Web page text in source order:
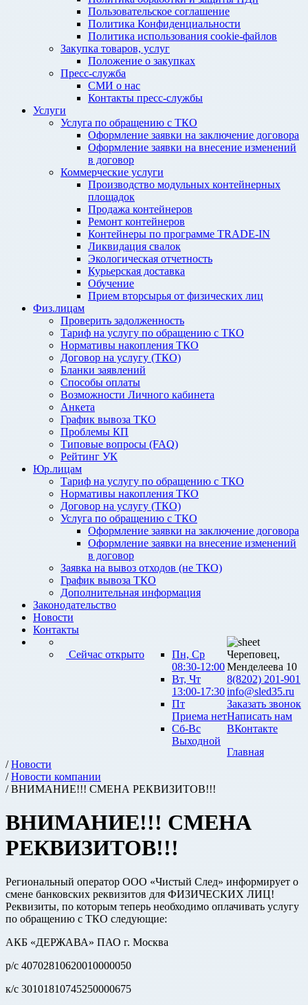
Пользовательское соглашение
Политика Конфиденциальности
Политика использования cookie-файлов
Закупка товаров, услуг
Положение о закупках
Пресс-служба
СМИ о нас
Контакты пресс-службы
Услуги
Услуга по обращению с ТКО
Оформление заявки на заключение договора
Оформление заявки на внесение изменений
в договор
Коммерческие услуги
Производство модульных контейнерных
площадок
Продажа контейнеров
Ремонт контейнеров
Контейнеры по программе TRADE-IN
Ликвидация свалок
Экологическая отчетность
Курьерская доставка
Обучение
Прием вторсырья от физических лиц
Физ.лицам
Проверить задолженность
Тариф на услугу по обращению с ТКО
Нормативы накопления ТКО
Договор на услугу (ТКО)
Бланки заявлений
Способы оплаты
Возможности Личного кабинета
Анкета
График вывоза ТКО
Проблемы КП
Типовые вопросы (FAQ)
Рейтинг УК
Юр.лицам
Тариф на услугу по обращению с ТКО
Нормативы накопления ТКО
Договор на услугу (ТКО)
Услуга по обращению с ТКО
Оформление заявки на заключение договора
Оформление заявки на внесение изменений
в договор
Заявка на вывоз отходов (не ТКО)
График вывоза ТКО
Дополнительная информация
Законодательство
Новости
Контакты
Сейчас открыто
Пн, Ср
08:30-12:00
Вт, Чт
13:00-17:30
Пт
Приема нет
Сб-Вс
Выходной
Череповец,
Менделеева 10
8(8202) 201-901
info@sled35.ru
Заказать звонок
Написать нам
ВКонтакте
Главная
/Новости
/Новости компании
/ ВНИМАНИЕ!!! СМЕНА РЕКВИЗИТОВ!!!
ВНИМАНИЕ!!! СМЕНА
РЕКВИЗИТОВ!!!
Региональный оператор ООО «Чистый След» информирует о
смене банковских реквизитов для ФИЗИЧЕСКИХ ЛИЦ!
Реквизиты, по которым теперь необходимо оплачивать услугу
по обращению с ТКО следующие:
АКБ «ДЕРЖАВА» ПАО г. Москва
р/с 40702810620010000050
к/с 30101810745250000675